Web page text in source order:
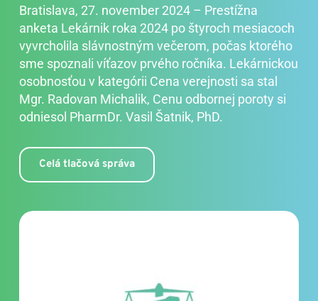
Bratislava, 27. november 2024 – Prestížna
anketa Lekárnik roka 2024 po štyroch mesiacoch
vyvrcholila slávnostným večerom, počas ktorého
sme spoznali víťazov prvého ročníka. Lekárnickou
osobnosťou v kategórii Cena verejnosti sa stal
Mgr. Radovan Michalik, Cenu odbornej poroty si
odniesol PharmDr. Vasil Šatnik, PhD.
Celá tlačová správa